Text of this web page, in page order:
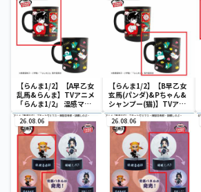
【らんま1/2】【A早乙女
乱馬&らんま】TVアニメ
「らんま1/2」 温感マグ
カップ
【らんま1/2】【B早乙女
玄馬(パンダ)&Pちゃん&
シャンプー(猫)】TVアニ
メ「らんま1/2」 温感マ
グカップ
26.08.06 26.08.06